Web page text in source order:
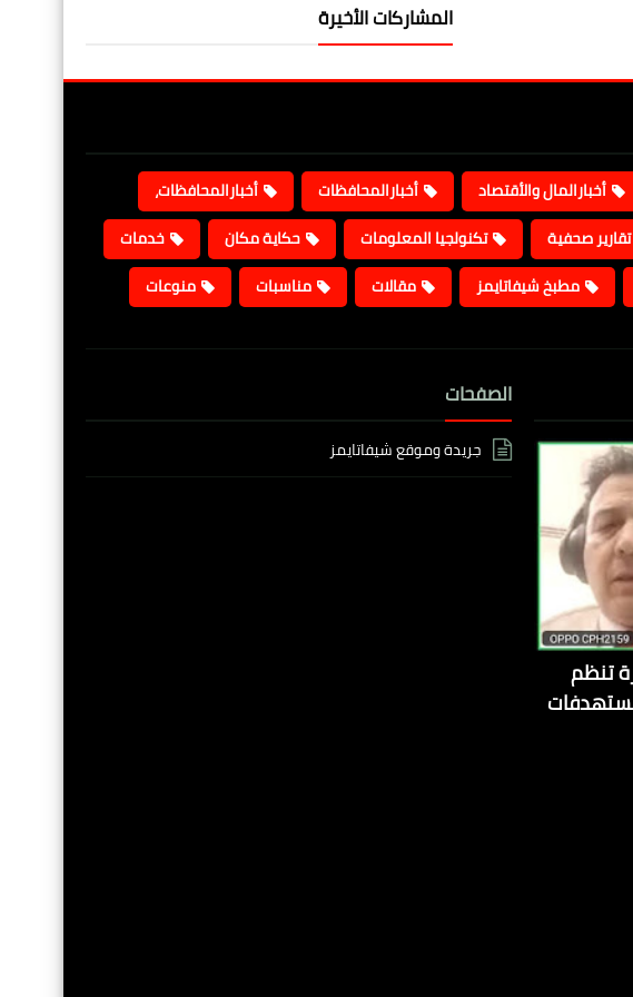
المشاركات الأخيرة
أخبارالمال والأقتصاد أخبارالمحافظات
أخبارالمحافظات،
تقارير صحفية تكنولجيا المعلومات حكاية مكان
خدمات
مطبخ شيفاتايمز مقالات مناسبات منوعات
تنظم
الصفحات
جريدة وموقع شيفاتايمز